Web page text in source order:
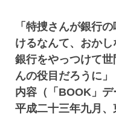
「特捜さんが銀行
けるなんて、おかし
銀行をやっつけて
んの役目だろうに」
内容（「BOOK」デ
平成二十三年九月